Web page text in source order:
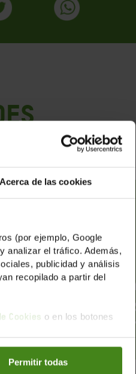
Acerca de las cookies
(por ejemplo, Google
analizar el tráfico. Además,
publicidad y análisis
recopilado a partir del
Cookies o en los botones
Permitir todas